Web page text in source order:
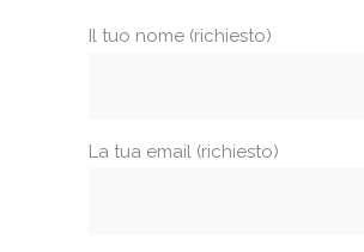
Il tuo nome (richiesto)
La tua email (richiesto)